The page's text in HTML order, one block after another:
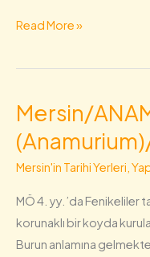
Read More »
Mersin/
Mersin'in Tarihi Yerleri,
MÖ 4. yy.’da Fenikeliler
korunaklı bir koyda
Burun anlamına
Mersin/ANAMUR
(Anamurium)/Mamure
Kalesi